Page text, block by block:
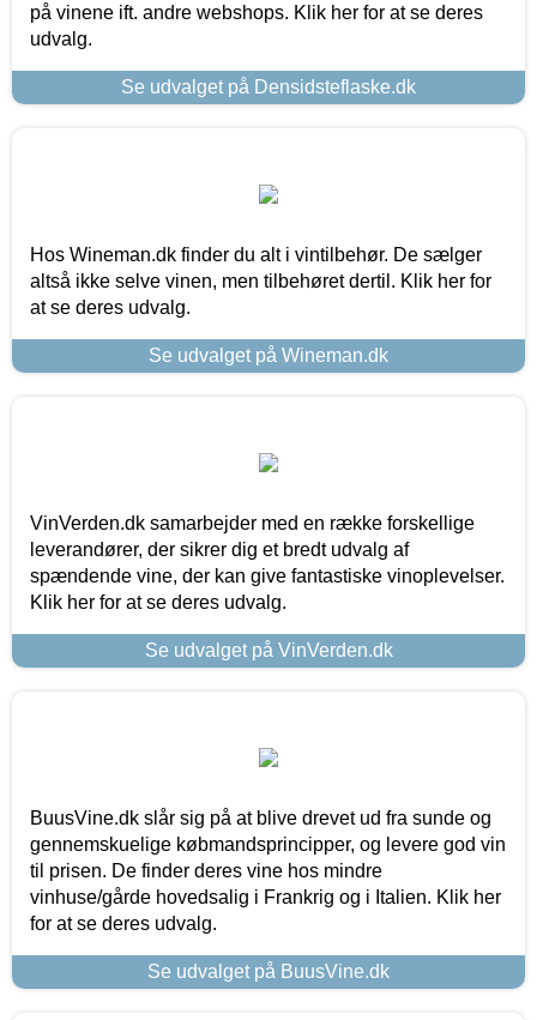
på vinene ift. andre webshops. Klik her for at se deres
udvalg.
Se udvalget på Densidsteflaske.dk
Hos Wineman.dk finder du alt i vintilbehør. De sælger
altså ikke selve vinen, men tilbehøret dertil. Klik her for
at se deres udvalg.
Se udvalget på Wineman.dk
VinVerden.dk samarbejder med en række forskellige
leverandører, der sikrer dig et bredt udvalg af
spændende vine, der kan give fantastiske vinoplevelser.
Klik her for at se deres udvalg.
Se udvalget på VinVerden.dk
BuusVine.dk slår sig på at blive drevet ud fra sunde og
gennemskuelige købmandsprincipper, og levere god vin
til prisen. De finder deres vine hos mindre
vinhuse/gårde hovedsalig i Frankrig og i Italien. Klik her
for at se deres udvalg.
Se udvalget på BuusVine.dk